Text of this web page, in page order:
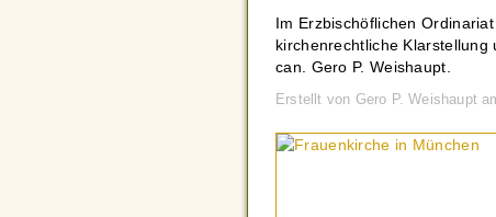
Im Erzbischöflichen
kirchenrechtliche Klarstellung
can. Gero P. Weishaupt.
Erstellt von Gero P. Weishaupt